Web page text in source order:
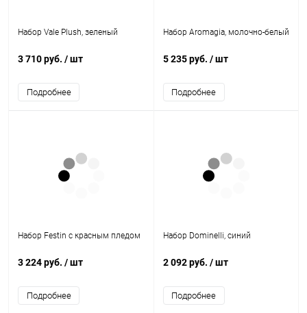
Набор Vale Plush, зеленый
3 710 руб. / шт
Подробнее
Набор Aromagia, молочно-белый
5 235 руб. / шт
Подробнее
Набор Festin с красным пледом
3 224 руб. / шт
Подробнее
Набор Dominelli, синий
2 092 руб. / шт
Подробнее